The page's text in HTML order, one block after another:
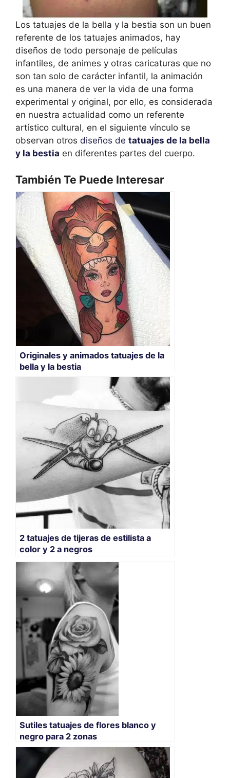
Los tatuajes de la bella y la bestia son un buen
referente de los tatuajes animados, hay
diseños de todo personaje de películas
infantiles, de animes y otras caricaturas que no
son tan solo de carácter infantil, la animación
es una manera de ver la vida de una forma
experimental y original, por ello, es considerada
en nuestra actualidad como un referente
artístico cultural, en el siguiente vínculo se
observan otros diseños de tatuajes de la bella
y la bestia en diferentes partes del cuerpo.
También Te Puede Interesar
Originales y animados tatuajes de la
bella y la bestia
2 tatuajes de tijeras de estilista a
color y 2 a negros
Sutiles tatuajes de flores blanco y
negro para 2 zonas